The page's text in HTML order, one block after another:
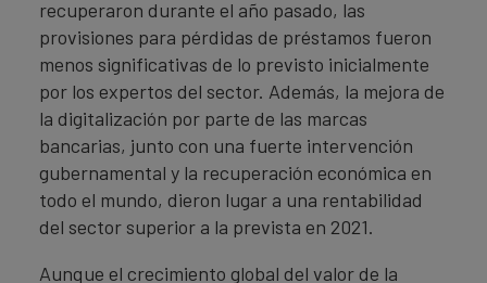
recuperaron durante el año pasado, las
provisiones para pérdidas de préstamos fueron
menos significativas de lo previsto inicialmente
por los expertos del sector. Además, la mejora de
la digitalización por parte de las marcas
bancarias, junto con una fuerte intervención
gubernamental y la recuperación económica en
todo el mundo, dieron lugar a una rentabilidad
del sector superior a la prevista en 2021.
Aunque el crecimiento global del valor de la